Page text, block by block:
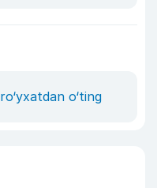
ro‘yxatdan o‘ting